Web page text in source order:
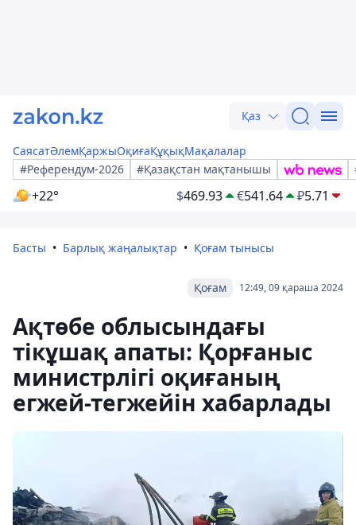
Қаз
СаясатӘлемҚаржыОқиғаҚұқықМақалалар
#Референдум-2026
#Қазақстан мақтанышы
+22° $469.93 €541.64 ₽5.71
Басты Барлық жаңалықтар Қоғам тынысы
12:49, 09 қараша 2024
Қоғам
Ақтөбе облысындағы
тікұшақ апаты: Қорғаныс
министрлігі оқиғаның
егжей-тегжейін хабарлады